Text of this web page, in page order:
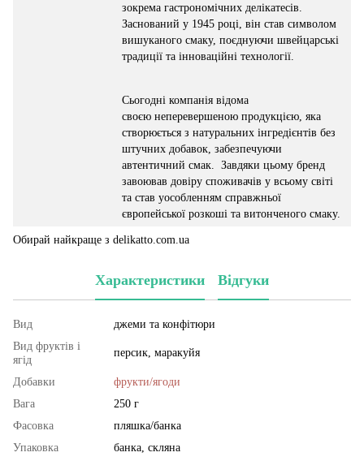
зокрема гастрономічних делікатесів.
Заснований у 1945 році, він став символом
вишуканого смаку, поєднуючи швейцарські
традиції та інноваційні технології.
Сьогодні компанія відома
своєю неперевершеною продукцією, яка
створюється з натуральних інгредієнтів без
штучних добавок, забезпечуючи
автентичний смак. Завдяки цьому бренд
завоював довіру споживачів у всьому світі
та став уособленням справжньої
європейської розкоші та витонченого смаку.
Обирай найкраще з delikatto.com.ua
Характеристики Відгуки
Вид
джеми та конфітюри
Вид фруктів і
ягід
персик, маракуйя
Добавки
фрукти/ягоди
Вага
250 г
Фасовка
пляшка/банка
Упаковка
банка, скляна